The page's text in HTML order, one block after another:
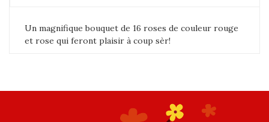
Un magnifique bouquet de 16 roses de couleur rouge
et rose qui feront plaisir à coup sèr!